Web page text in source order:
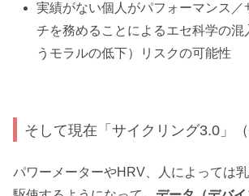
実績がない個人がパフォーマンス／
チを務めることによるエセ科学の混
うモラルの低下）リスクの可能性
そして現在「サイクリング3.0」（
パワーメーターやHRV、人によっては